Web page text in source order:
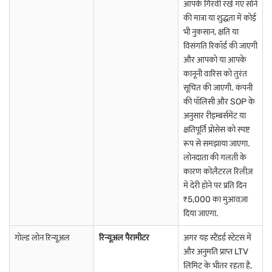
सोने की वैश्विक अनिश्चितता और सुरक्षित मांग
वैश्विक अर्थव्यवस्था को स्थिर करना
महंगाई का दबाव और सोने की मध्यम क्षमता
इन उतार-चढ़ाव से पता चलता है कि वैश्विक घटनाएं दोनों धातुओं को सीधे तौर पर कैसे
प्रभावित करती हैं. निवेशक बेहतर ट्रेडिंग अवसरों और मार्केट ट्रेंड की पहचान करने के
*ध्यान दें: गोल्ड-सिल्वर रेशियो डायनामिक है और मार्केट की स्थितियों के आधार पर
नियमित रूप से बदलता है, इसलिए ऊपर दिया गया डेटा सांकेतिक है और समय के साथ
गोल्ड सिल्वर रेशियो के आधार पर ट्रेड कैसे करें?
गोल्ड-टू-सिल्वर रेशियो के आधार पर ट्रेडिंग में ऐतिहासिक ट्रेंड और मार्केट की स्थितियों
गया है कि निवेशक इस रेशियो का प्रभावी रूप से उपयोग कैसे कर सकते हैं:
यह रेशियो असाधारण रूप से उच्च होता है, सिल्वर अपेक्षाकृत
कम वैल्यू वाला होता है, जिससे यह एक संभावित खरीद अवसर बन जाता है. इसके
आपके गिरवी रखे गए सोने
की मात्रा या शुद्धता में कोई
भी नुकसान, क्षति या
विसंगति रिकॉर्ड की जाएगी
और आपको या आपके
कानूनी वारिस को तुरंत
सूचित की जाएगी. कंपनी
की पॉलिसी और SOP के
अनुसार रीइम्बर्समेंट या
क्षतिपूर्ति प्रोसेस को स्पष्ट
रूप से समझाया जाएगा.
लोनदाता की गलती के
कारण कोलैटरल रिलीज़
में देरी होने पर प्रति दिन
₹5,000 का मुआवज़ा
दिया जाएगा.
गोल्ड लोन रिन्यूअल रिन्यूअल पैरामीटर
अगर यह स्टैंडर्ड स्टेटस में
और अनुमति प्राप्त LTV
लिमिट के भीतर रहता है,